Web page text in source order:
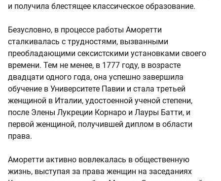
и получила блестящее классическое образование.
Безусловно, в процессе работы Аморетти
сталкивалась с трудностями, вызванными
преобладающими сексистскими установками своего
времени. Тем не менее, в 1777 году, в возрасте
двадцати одного года, она успешно завершила
обучение в Университете Павии и стала третьей
женщиной в Италии, удостоенной ученой степени,
после Элены Лукреции Корнаро и Лауры Батти, и
первой женщиной, получившей диплом в области
права.
Аморетти активно вовлекалась в общественную
жизнь, выступая за права женщин на заседаниях